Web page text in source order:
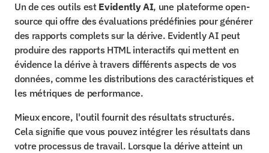
Un de ces outils est Evidently AI, une plateforme open-
source qui offre des évaluations prédéfinies pour générer
des rapports complets sur la dérive. Evidently AI peut
produire des rapports HTML interactifs qui mettent en
évidence la dérive à travers différents aspects de vos
données, comme les distributions des caractéristiques et
les métriques de performance.
Mieux encore, l'outil fournit des résultats structurés.
Cela signifie que vous pouvez intégrer les résultats dans
votre processus de travail. Lorsque la dérive atteint un